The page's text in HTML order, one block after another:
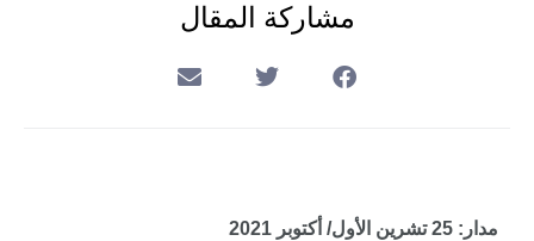
مشاركة المقال
مدار: 25 تشرين الأول/ أكتوبر 2021